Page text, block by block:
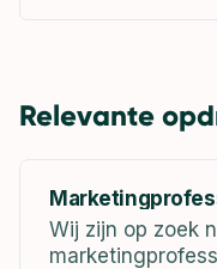
Relevante
optimaliseren
Wij zijn op zoek